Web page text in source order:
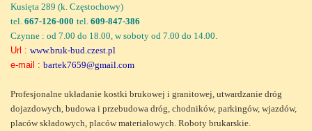
Kusięta 289 (k. Częstochowy)
tel. 667-126-000 tel. 609-847-386
Czynne : od 7.00 do 18.00, w soboty od 7.00 do 14.00.
Url : www.bruk-bud.czest.pl
e-mail : bartek7659@gmail.com
Profesjonalne układanie kostki brukowej i granitowej, utwardzanie dróg
dojazdowych, budowa i przebudowa dróg, chodników, parkingów, wjazdów,
placów składowych, placów materiałowych. Roboty brukarskie.